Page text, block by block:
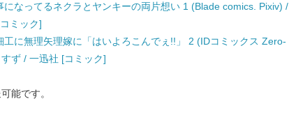
になってるネクラとヤンキーの両片想い 1 (Blade comics. Pixiv) /
ミック]
工に無理矢理嫁に「はいよろこんでぇ!!」 2 (IDコミックス Zero-
ず / 一迅社 [コミック]
能です。